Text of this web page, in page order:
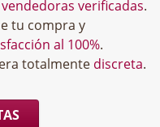
vendedoras verificadas.
tu compra y
al 100%.
totalmente discreta.